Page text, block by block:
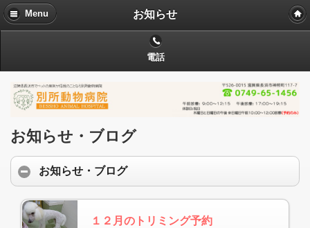
Menu お知らせ
電話
お知らせ・ブログ
お知らせ・ブログ
１２月のトリミング予約